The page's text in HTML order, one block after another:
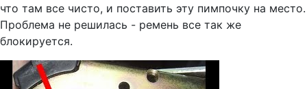
что там все чисто, и поставить эту пимпочку на место.
Проблема не решилась - ремень все так же
блокируется.